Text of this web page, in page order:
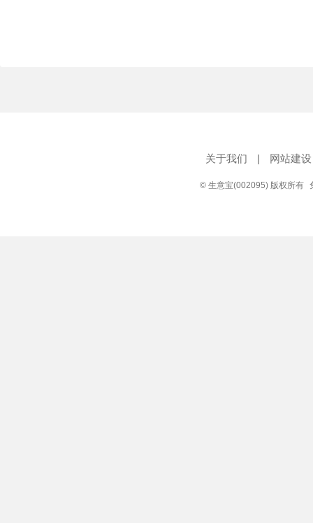
关于我们 | 网站建设
© 生意宝(002095) 版权所有